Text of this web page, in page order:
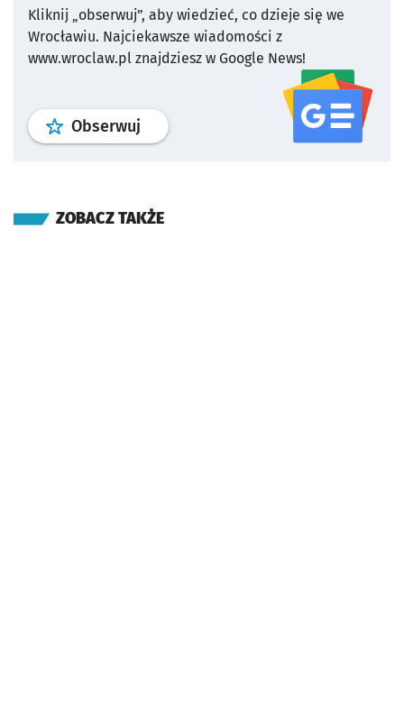
Kliknij „obserwuj”, aby wiedzieć, co dzieje się we
Wrocławiu. Najciekawsze wiadomości z
www.wroclaw.pl znajdziesz w Google News!
Obserwuj profil serwisu
ZOBACZ TAKŻE